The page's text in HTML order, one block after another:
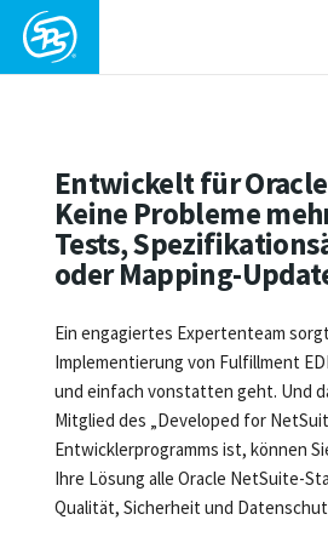
Entwickelt für
Keine Probleme
Tests,
oder Mapping-
Ein engagiertes Expertenteam
Implementierung von Fulfillment
und einfach vonstatten geht. Und
Mitglied des „Developed for
Entwicklerprogramms ist, können
Ihre Lösung alle Oracle NetSuite-
Qualität, Sicherheit und